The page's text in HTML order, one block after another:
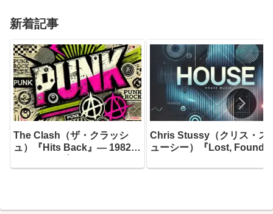
新着記事
The Clash（ザ・クラッシ
ュ）『Hits Back』― 1982年
ェアディールのステージに立
年の時を超えて蘇った
Chris Stussy（クリス・ス
ューシー）『Lost, Found
ダムのアンダーグラウンド
旅路に散らばった「未完の